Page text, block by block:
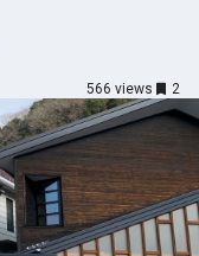
566 views 2